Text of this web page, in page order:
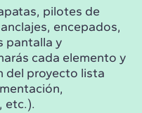
pilotes de
encepados,
pantalla y
cada elemento y
del proyecto lista
etc.).